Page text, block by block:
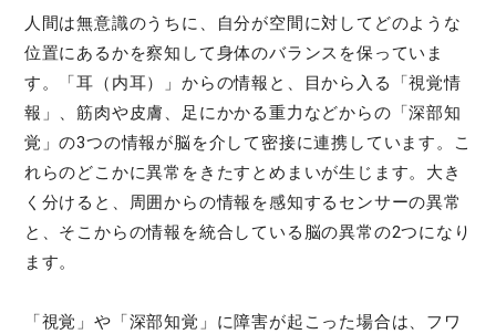
人間は無意識のうちに、自分が空間に対してどのような
位置にあるかを察知して身体のバランスを保っていま
す。「耳（内耳）」からの情報と、目から入る「視覚情
報」、筋肉や皮膚、足にかかる重力などからの「深部知
覚」の3つの情報が脳を介して密接に連携しています。こ
れらのどこかに異常をきたすとめまいが生じます。大き
く分けると、周囲からの情報を感知するセンサーの異常
と、そこからの情報を統合している脳の異常の2つになり
ます。
「視覚」や「深部知覚」に障害が起こった場合は、フワ